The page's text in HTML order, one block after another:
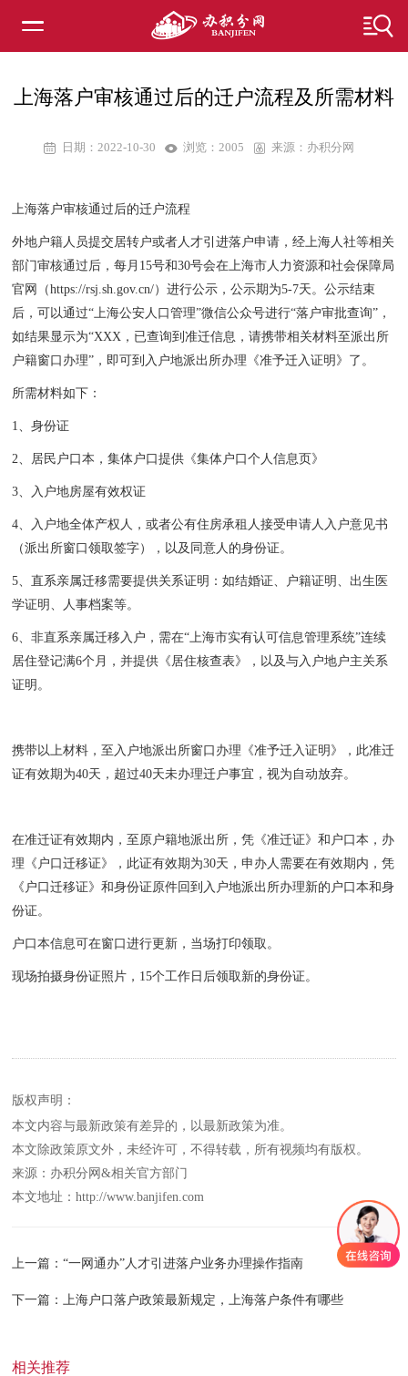
上海落户审核通过后的迁户流程及所需材料
日期：2022-10-30 浏览：2005 来源：办积分网
上海落户审核通过后的迁户流程
外地户籍人员提交居转户或者人才引进落户申请，经上海人社等相关
部门审核通过后，每月15号和30号会在上海市人力资源和社会保障局
官网（https://rsj.sh.gov.cn/）进行公示，公示期为5-7天。公示结束
后，可以通过“上海公安人口管理”微信公众号进行“落户审批查询”，
如结果显示为“XXX，已查询到准迁信息，请携带相关材料至派出所
户籍窗口办理”，即可到入户地派出所办理《准予迁入证明》了。
所需材料如下：
1、身份证
2、居民户口本，集体户口提供《集体户口个人信息页》
3、入户地房屋有效权证
4、入户地全体产权人，或者公有住房承租人接受申请人入户意见书
（派出所窗口领取签字），以及同意人的身份证。
5、直系亲属迁移需要提供关系证明：如结婚证、户籍证明、出生医
学证明、人事档案等。
6、非直系亲属迁移入户，需在“上海市实有认可信息管理系统”连续
居住登记满6个月，并提供《居住核查表》，以及与入户地户主关系
证明。
携带以上材料，至入户地派出所窗口办理《准予迁入证明》，此准迁
证有效期为40天，超过40天未办理迁户事宜，视为自动放弃。
在准迁证有效期内，至原户籍地派出所，凭《准迁证》和户口本，办
理《户口迁移证》，此证有效期为30天，申办人需要在有效期内，凭
《户口迁移证》和身份证原件回到入户地派出所办理新的户口本和身
份证。
户口本信息可在窗口进行更新，当场打印领取。
现场拍摄身份证照片，15个工作日后领取新的身份证。
版权声明：
本文内容与最新政策有差异的，以最新政策为准。
本文除政策原文外，未经许可，不得转载，所有视频均有版权。
来源：办积分网&相关官方部门
本文地址：http://www.banjifen.com
上一篇：​“一网通办”人才引进落户业务办理操作指南
下一篇：上海户口落户政策最新规定，上海落户条件有哪些
相关推荐